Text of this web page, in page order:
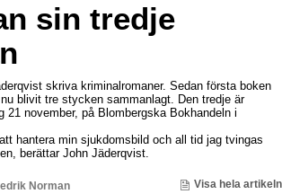
sin tredje
skriva kriminalromaner. Sedan första boken
blivit tre stycken sammanlagt. Den tredje är
november, på Blombergska Bokhandeln i
hantera min sjukdomsbild och all tid jag tvingas
berättar John Jäderqvist.
Norman Visa hela artikeln